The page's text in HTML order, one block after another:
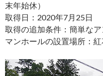
末年始休）
取得日：2020年7月25日
取得の追加条件：簡単なア
マンホールの設置場所：